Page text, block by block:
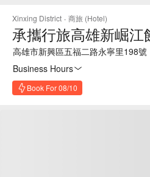
Xinxing District · 商旅 (Hotel)
承攜行旅高雄新崛江
高雄市新興區五福二路永寧里198號
Business Hours
Book For 08/10